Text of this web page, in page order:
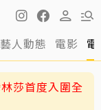
藝人動態 電影